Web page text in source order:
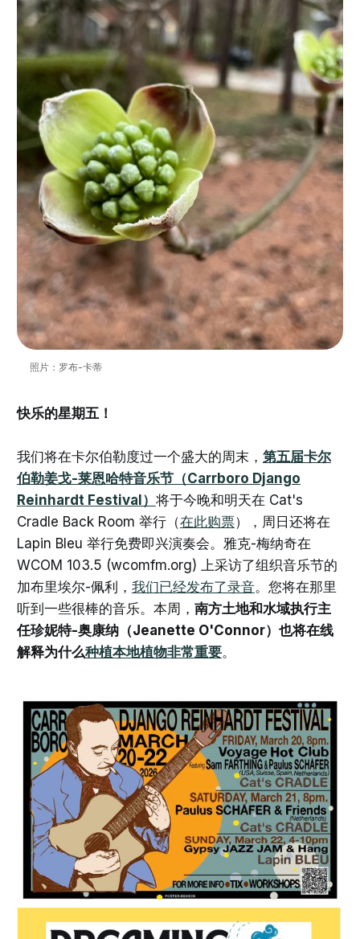
照片：罗布-卡蒂
快乐的星期五！
我们将在卡尔伯勒度过一个盛大的周末， 第五届卡尔
伯勒姜戈-莱恩哈特音乐节（Carrboro Django
Reinhardt Festival） 将于今晚和明天在 Cat's
Cradle Back Room 举行（在此购票），周日还将在
Lapin Bleu 举行免费即兴演奏会。雅克-梅纳奇在
WCOM 103.5 (wcomfm.org) 上采访了组织音乐节的
加布里埃尔-佩利， 我们已经发布了录音。您将在那里
听到一些很棒的音乐。本周， 南方土地和水域执行主
任珍妮特-奥康纳（Jeanette O'Connor）也将在线
解释为什么种植本地植物非常重要。